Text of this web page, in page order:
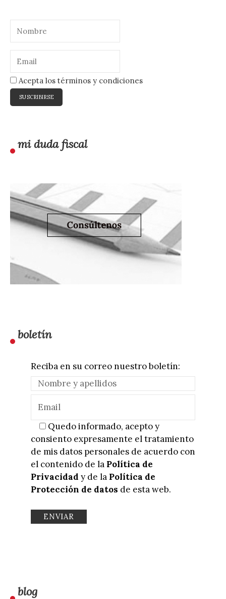
Acepta los términos y condiciones
mi duda fiscal
boletín
Reciba en su correo nuestro boletín:
Quedo informado, acepto y
consiento expresamente el tratamiento
de mis datos personales de acuerdo con
el contenido de la Política de
Privacidad y de la Política de
Protección de datos de esta web.
blog